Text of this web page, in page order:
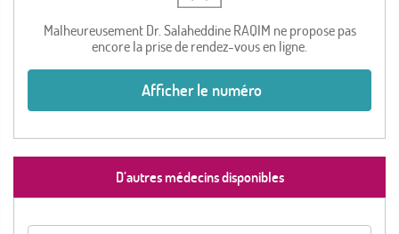
Malheureusement Dr. Salaheddine RAQIM ne propose pas
encore la prise de rendez-vous en ligne.
Afficher le numéro
D’autres médecins disponibles